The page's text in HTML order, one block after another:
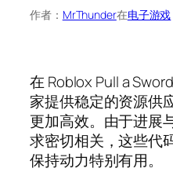
作者： MrThunder在电子游戏
在 Roblox Pull a
家提供稳定的资源供
更加高效。由于进展
求密切相关，这些代
保持动力特别有用。